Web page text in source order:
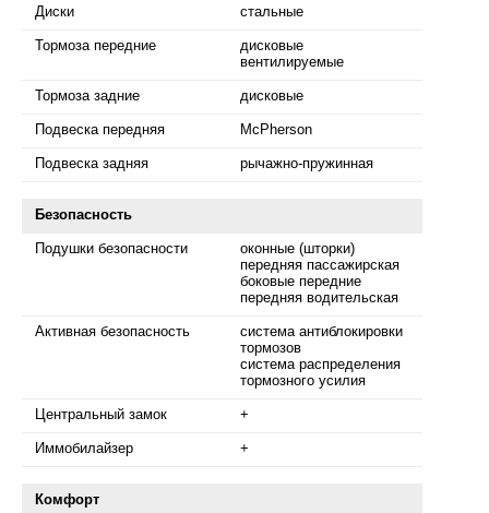
Диски стальные
Тормоза передние
дисковые
вентилируемые
Тормоза задние дисковые
Подвеска передняя McPherson
Подвеска задняя рычажно-пружинная
Безопасность
Подушки безопасности
оконные (шторки)
передняя пассажирская
боковые передние
передняя водительская
Активная безопасность
система антиблокировки
тормозов
система распределения
тормозного усилия
Центральный замок +
Иммобилайзер +
Комфорт